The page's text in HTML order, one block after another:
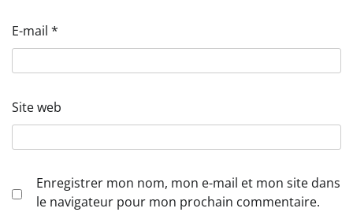
E-mail *
Site web
Enregistrer mon nom, mon e-mail et mon site dans
le navigateur pour mon prochain commentaire.